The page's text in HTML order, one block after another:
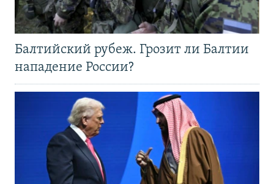
Балтийский рубеж. Грозит ли Балтии
нападение России?